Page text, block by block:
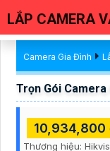
LẮP CAMERA
Camera Gia Đình
Trọn Gói Camera
10,934,800
Thương hiệu: